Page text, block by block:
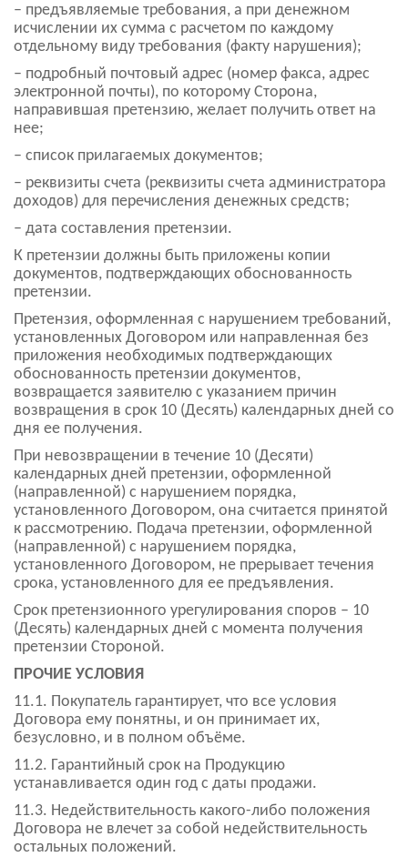
– предъявляемые требования, а при денежном
исчислении их сумма с расчетом по каждому
отдельному виду требования (факту нарушения);
– подробный почтовый адрес (номер факса, адрес
электронной почты), по которому Сторона,
направившая претензию, желает получить ответ на
нее;
– список прилагаемых документов;
– реквизиты счета (реквизиты счета администратора
доходов) для перечисления денежных средств;
– дата составления претензии.
К претензии должны быть приложены копии
документов, подтверждающих обоснованность
претензии.
Претензия, оформленная с нарушением требований,
установленных Договором или направленная без
приложения необходимых подтверждающих
обоснованность претензии документов,
возвращается заявителю с указанием причин
возвращения в срок 10 (Десять) календарных дней со
дня ее получения.
При невозвращении в течение 10 (Десяти)
календарных дней претензии, оформленной
(направленной) с нарушением порядка,
установленного Договором, она считается принятой
к рассмотрению. Подача претензии, оформленной
(направленной) с нарушением порядка,
установленного Договором, не прерывает течения
срока, установленного для ее предъявления.
Срок претензионного урегулирования споров – 10
(Десять) календарных дней с момента получения
претензии Стороной.
ПРОЧИЕ УСЛОВИЯ
11.1. Покупатель гарантирует, что все условия
Договора ему понятны, и он принимает их,
безусловно, и в полном объёме.
11.2. Гарантийный срок на Продукцию
устанавливается один год с даты продажи.
11.3. Недействительность какого-либо положения
Договора не влечет за собой недействительность
остальных положений.